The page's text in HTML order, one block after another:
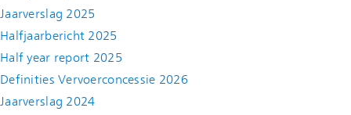
Jaarverslag 2025
Halfjaarbericht 2025
Half year report 2025
Definities Vervoerconcessie 2026
Jaarverslag 2024